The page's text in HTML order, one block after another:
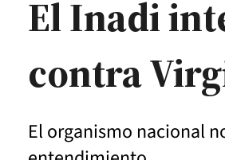
El Inadi
contra
El organismo nacional